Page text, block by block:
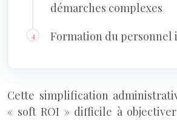
démarches complexes
Formation du personnel
Cette simplification
« soft ROI » difficile à